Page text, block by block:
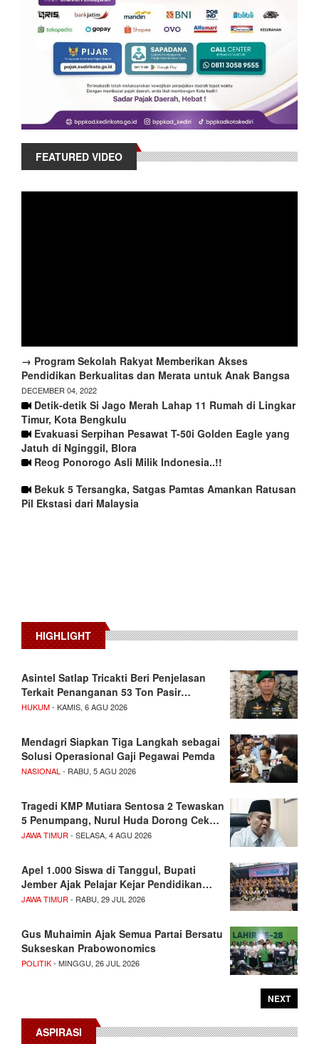
FEATURED VIDEO
→ Program Sekolah Rakyat Memberikan Akses
Pendidikan Berkualitas dan Merata untuk Anak Bangsa
DECEMBER 04, 2022
Detik-detik Si Jago Merah Lahap 11 Rumah di Lingkar
Timur, Kota Bengkulu
Evakuasi Serpihan Pesawat T-50i Golden Eagle yang
Jatuh di Nginggil, Blora
Reog Ponorogo Asli Milik Indonesia..!!
Bekuk 5 Tersangka, Satgas Pamtas Amankan Ratusan
Pil Ekstasi dari Malaysia
HIGHLIGHT
Asintel Satlap Tricakti Beri Penjelasan
Terkait Penanganan 53 Ton Pasir…
HUKUM- KAMIS, 6 AGU 2026
Mendagri Siapkan Tiga Langkah sebagai
Solusi Operasional Gaji Pegawai Pemda
NASIONAL - RABU, 5 AGU 2026
Tragedi KMP Mutiara Sentosa 2 Tewaskan
5 Penumpang, Nurul Huda Dorong Cek…
JAWA TIMUR - SELASA, 4 AGU 2026
Apel 1.000 Siswa di Tanggul, Bupati
Jember Ajak Pelajar Kejar Pendidikan…
JAWA TIMUR - RABU, 29 JUL 2026
Gus Muhaimin Ajak Semua Partai Bersatu
Sukseskan Prabowonomics
POLITIK- MINGGU, 26 JUL 2026
NEXT
ASPIRASI